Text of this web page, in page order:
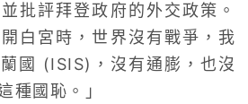
批評拜登政府的外交政策。
白宮時，世界沒有戰爭，我
國 (ISIS)，沒有通膨，也沒
種國恥。」